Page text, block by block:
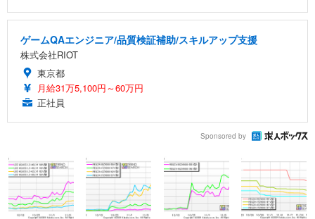
ゲームQAエンジニア/品質検証補助/スキルアップ支援
株式会社RIOT
東京都
月給31万5,100円～60万円
正社員
Sponsored by